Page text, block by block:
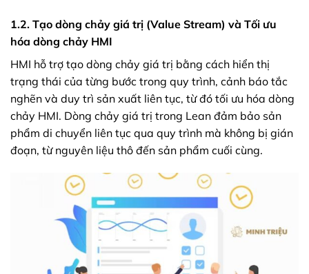
1.2. Tạo dòng chảy giá trị (Value Stream) và Tối ưu
hóa dòng chảy HMI
HMI hỗ trợ tạo dòng chảy giá trị bằng cách hiển thị
trạng thái của từng bước trong quy trình, cảnh báo tắc
nghẽn và duy trì sản xuất liên tục, từ đó tối ưu hóa dòng
chảy HMI. Dòng chảy giá trị trong Lean đảm bảo sản
phẩm di chuyển liên tục qua quy trình mà không bị gián
đoạn, từ nguyên liệu thô đến sản phẩm cuối cùng.